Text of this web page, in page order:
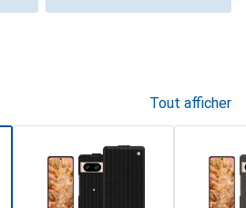
Tout afficher